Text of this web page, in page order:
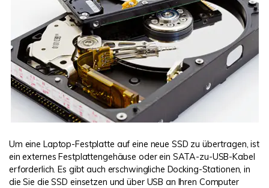
Um eine Laptop-Festplatte auf eine neue SSD zu übertragen, ist
ein externes Festplattengehäuse oder ein SATA-zu-USB-Kabel
erforderlich. Es gibt auch erschwingliche Docking-Stationen, in
die Sie die SSD einsetzen und über USB an Ihren Computer